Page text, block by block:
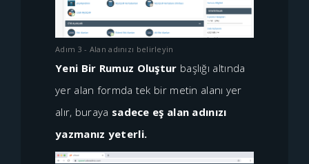
Adım 3 - Alan adınızı belirleyin
Yeni Bir Rumuz Oluştur başlığı altında
yer alan formda tek bir metin alanı yer
alır, buraya sadece eş alan adınızı
yazmanız yeterli.